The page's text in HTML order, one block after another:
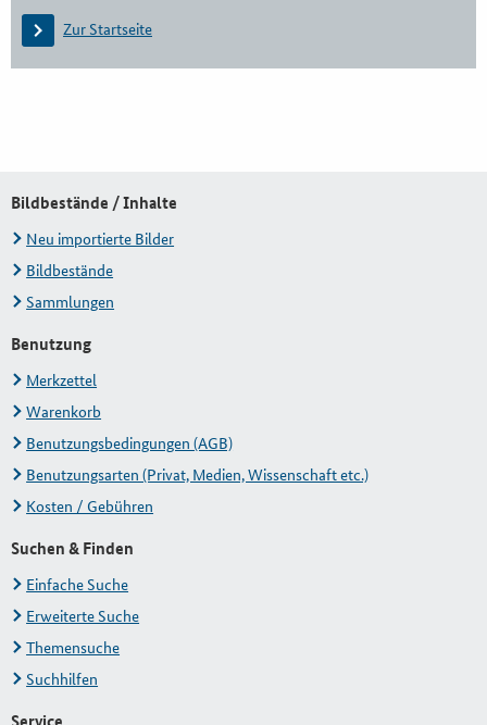
Zur Startseite
Bildbestände / Inhalte
Neu importierte Bilder
Bildbestände
Sammlungen
Benutzung
Merkzettel
Warenkorb
Benutzungsbedingungen (AGB)
Benutzungsarten (Privat, Medien, Wissenschaft etc.)
Kosten / Gebühren
Suchen & Finden
Einfache Suche
Erweiterte Suche
Themensuche
Suchhilfen